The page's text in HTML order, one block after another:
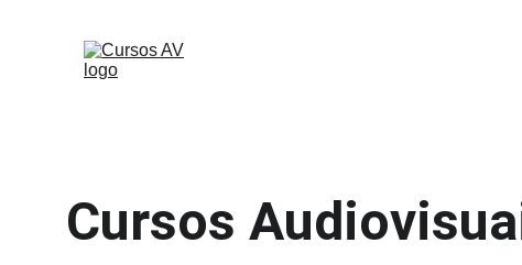
Cursos